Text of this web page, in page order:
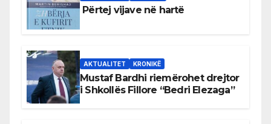
Përtej vijave në hartë
AKTUALITET KRONIKË
Mustaf Bardhi riemërohet drejtor
i Shkollës Fillore “Bedri Elezaga”